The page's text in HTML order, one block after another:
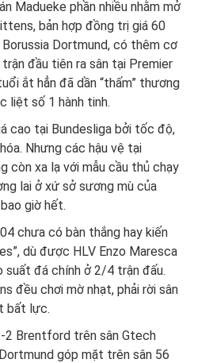
Madueke phần nhiều nhằm mở
bản hợp đồng trị giá 60
Dortmund, có thêm cơ
đầu tiên ra sân tại Premier
ắt hẳn đã dần “thấm” thương
liệt số 1 hành tinh.
cao tại Bundesliga bởi tốc độ,
Nhưng các hậu vệ tại
còn xa lạ với mẫu cầu thủ chạy
lai ở xứ sở sương mù của
giờ hết.
chưa có bàn thắng hay kiến
dù được HLV Enzo Maresca
suất đá chính ở 2/4 trận đấu.
đều chơi mờ nhạt, phải rời sân
bất lực.
2 Brentford trên sân Gtech
góp mặt trên sân 56